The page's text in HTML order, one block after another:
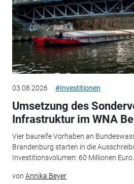
03.08.2026 #Investitionen
Umsetzung des
Infrastruktur im WNA
Vier baureife Vorhaben an
Brandenburg starten in die
Investitionsvolumen: 60 Millionen Euro.
von Annika Beyer